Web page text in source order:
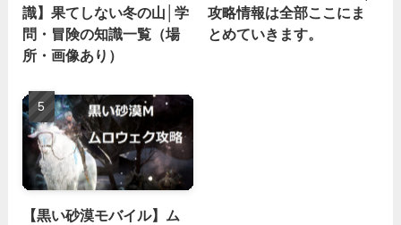
識】果てしない冬の山│学
問・冒険の知識一覧（場
所・画像あり）
攻略情報は全部ここにま
とめていきます。
【黒い砂漠モバイル】ム